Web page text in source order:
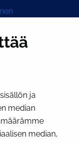
ja
median
median,